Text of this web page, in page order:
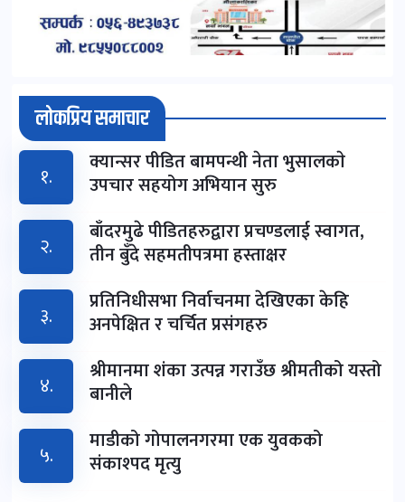
लोकप्रिय समाचार
१. क्यान्सर पीडित बामपन्थी नेता भुसालकाे
उपचार सहयोग अभियान सुरु
२.
बाँदरमुढे पीडितहरुद्वारा प्रचण्डलाई स्वागत,
तीन बुँदे सहमतीपत्रमा हस्ताक्षर
३.
प्रतिनिधीसभा निर्वाचनमा देखिएका केहि
अनपेक्षित र चर्चित प्रसंगहरु
४.
श्रीमानमा शंका उत्पन्न गराउँछ श्रीमतीको यस्तो
बानीले
५.
माडीको गोपालनगरमा एक युवकको
संकाश्पद मृत्यु